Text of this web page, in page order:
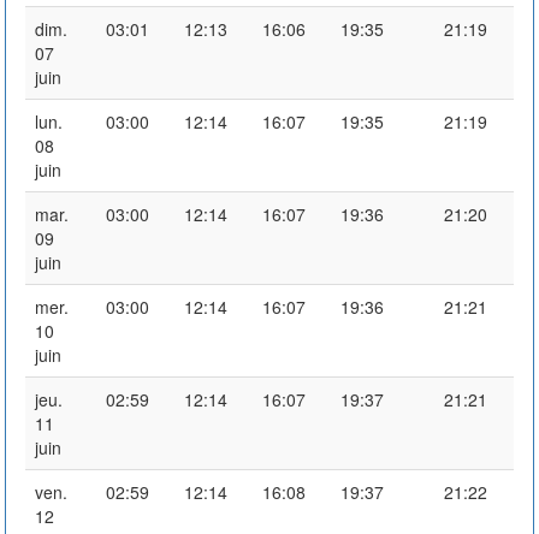
dim.
07
juin
03:01 12:13 16:06 19:35 21:19
lun.
08
juin
03:00 12:14 16:07 19:35 21:19
mar.
09
juin
03:00 12:14 16:07 19:36 21:20
mer.
10
juin
03:00 12:14 16:07 19:36 21:21
jeu.
11
juin
02:59 12:14 16:07 19:37 21:21
ven.
12
02:59 12:14 16:08 19:37 21:22